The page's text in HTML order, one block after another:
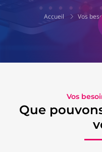
Accueil Vos
Vos
Que